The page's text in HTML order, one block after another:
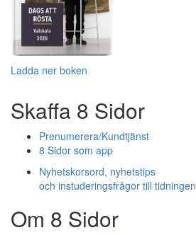
Ladda ner boken
Skaffa 8 Sidor
Prenumerera/Kundtjänst
8 Sidor som app
Nyhetskorsord, nyhetstips
och instuderingsfrågor till tidningen
Om 8 Sidor